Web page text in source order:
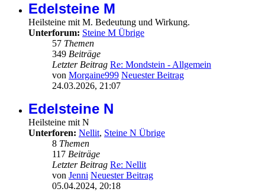
Edelsteine M
Heilsteine mit M. Bedeutung und Wirkung.
Unterforum: Steine M Übrige
57 Themen
349 Beiträge
Letzter Beitrag Re: Mondstein - Allgemein
von Morgaine999 Neuester Beitrag
24.03.2026, 21:07
Edelsteine N
Heilsteine mit N
Unterforen: Nellit, Steine N Übrige
8 Themen
117 Beiträge
Letzter Beitrag Re: Nellit
von Jenni Neuester Beitrag
05.04.2024, 20:18